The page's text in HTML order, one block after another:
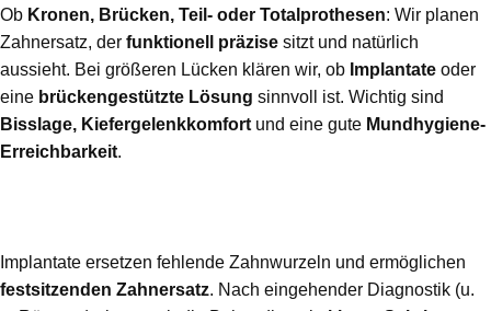
Ob Kronen, Brücken, Teil- oder Totalprothesen: Wir planen
Zahnersatz, der funktionell präzise sitzt und natürlich
aussieht. Bei größeren Lücken klären wir, ob Implantate oder
eine brückengestützte Lösung sinnvoll ist. Wichtig sind
Bisslage, Kiefergelenkkomfort und eine gute Mundhygiene-
Erreichbarkeit.
Implantate ersetzen fehlende Zahnwurzeln und ermöglichen
festsitzenden Zahnersatz. Nach eingehender Diagnostik (u.